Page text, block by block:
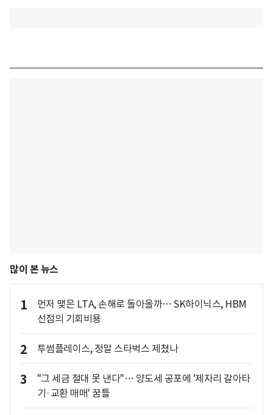
많이 본 뉴스
1
먼저 맺은 LTA, 손해로 돌아올까… SK하이닉스, HBM
선점의 기회비용
2 투썸플레이스, 정말 스타벅스 제쳤나
3
"그 세금 절대 못 낸다"… 양도세 공포에 '제자리 갈아타
기·교환 매매' 꿈틀